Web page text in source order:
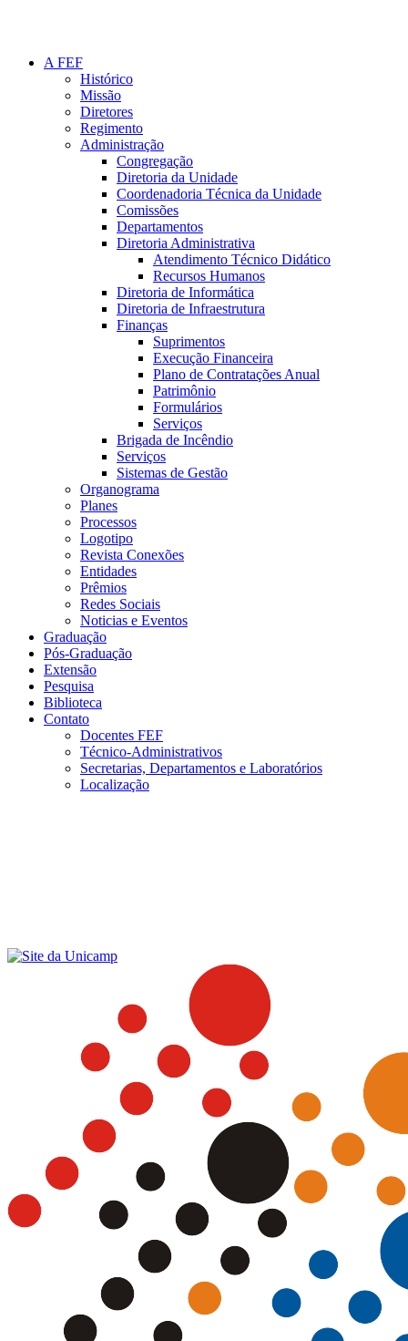
A FEF
Histórico
Missão
Diretores
Regimento
Administração
Congregação
Diretoria da Unidade
Coordenadoria Técnica da Unidade
Comissões
Departamentos
Diretoria Administrativa
Atendimento Técnico Didático
Recursos Humanos
Diretoria de Informática
Diretoria de Infraestrutura
Finanças
Suprimentos
Execução Financeira
Plano de Contratações Anual
Patrimônio
Formulários
Serviços
Brigada de Incêndio
Serviços
Sistemas de Gestão
Organograma
Planes
Processos
Logotipo
Revista Conexões
Entidades
Prêmios
Redes Sociais
Noticias e Eventos
Graduação
Pós-Graduação
Extensão
Pesquisa
Biblioteca
Contato
Docentes FEF
Técnico-Administrativos
Secretarias, Departamentos e Laboratórios
Localização